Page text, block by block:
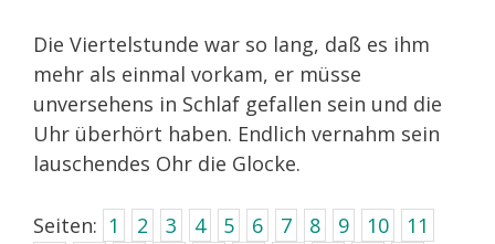
Die Viertelstunde war so lang, daß es ihm
mehr als einmal vorkam, er müsse
unversehens in Schlaf gefallen sein und die
Uhr überhört haben. Endlich vernahm sein
lauschendes Ohr die Glocke.
Seiten: 1 2 3 4 5 6 7 8 9 10
11